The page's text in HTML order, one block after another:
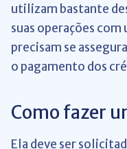
utilizam bastante
suas operações
precisam se
o pagamento dos
Como fazer
Ela deve ser